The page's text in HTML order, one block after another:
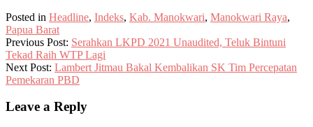
Posted in Headline, Indeks, Kab. Manokwari, Manokwari Raya,
Papua Barat
Previous Post: Serahkan LKPD 2021 Unaudited, Teluk Bintuni
Tekad Raih WTP Lagi
Next Post: Lambert Jitmau Bakal Kembalikan SK Tim Percepatan
Pemekaran PBD
Leave a Reply